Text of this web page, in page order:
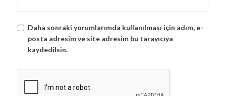
Daha sonraki yorumlarımda kullanılması için adım, e-
posta adresim ve site adresim bu tarayıcıya
kaydedilsin.